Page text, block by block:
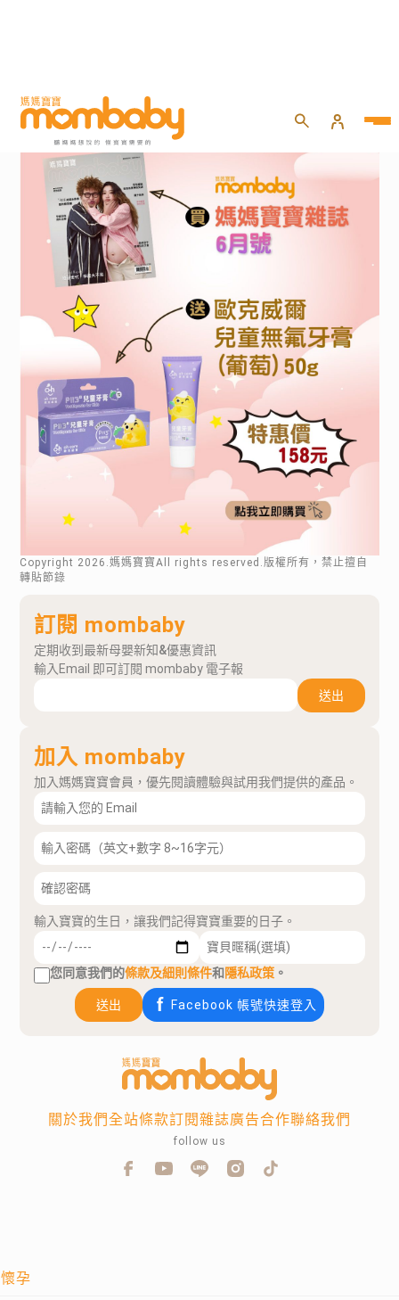
Copyright 2026 .媽媽寶寶All rights reserved.版權所有，禁止擅自
轉貼節錄
訂閱 mombaby
定期收到最新母嬰新知&優惠資訊
輸入Email 即可訂閱 mombaby 電子報
送出
加入 mombaby
加入媽媽寶寶會員，優先閱讀體驗與試用我們提供的產品。
輸入寶寶的生日，讓我們記得寶寶重要的日子。
您同意我們的條款及細則條件和隱私政策 。
送出 Facebook 帳號快速登入
懷孕
關於我們全站條款訂閱雜誌廣告合作聯絡我們
follow us